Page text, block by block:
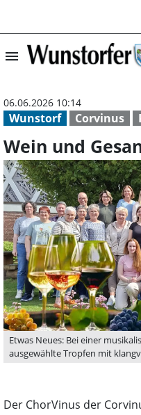
menu
Wunstorf Corvinus
06.06.2026 10:14
Wein und
Etwas Neues: Bei einer
ausgewählte Tropfen mit
Der ChorVinus der